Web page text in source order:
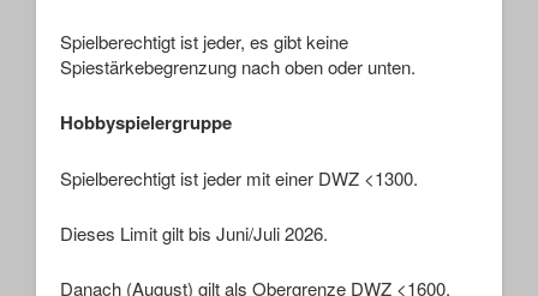
Spielberechtigt ist jeder, es gibt keine
Spiestärkebegrenzung nach oben oder unten.
Hobbyspielergruppe
Spielberechtigt ist jeder mit einer DWZ <1300.
Dieses Limit gilt bis Juni/Juli 2026.
Danach (August) gilt als Obergrenze DWZ <1600,